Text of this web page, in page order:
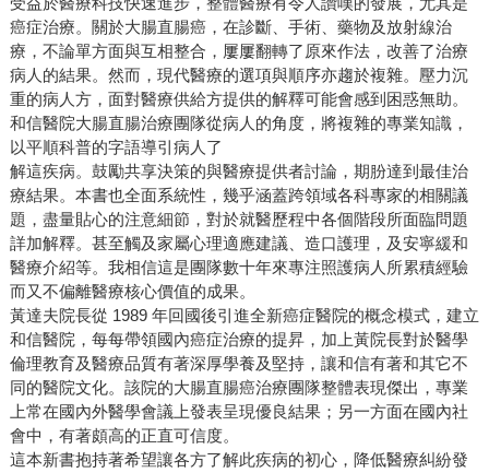
癌症治療。關於大腸直腸癌，在診斷、手術、藥物及放射線治
療，不論單方面與互相整合，屢屢翻轉了原來作法，改善了治療
病人的結果。然而，現代醫療的選項與順序亦趨於複雜。壓力沉
重的病人方，面對醫療供給方提供的解釋可能會感到困惑無助。
和信醫院大腸直腸治療團隊從病人的角度，將複雜的專業知識，
以平順科普的字語導引病人了
解這疾病。鼓勵共享決策的與醫療提供者討論，期朌達到最佳治
療結果。本書也全面系統性，幾乎涵蓋跨領域各科專家的相關議
題，盡量貼心的注意細節，對於就醫歷程中各個階段所面臨問題
詳加解釋。甚至觸及家屬心理適應建議、造口護理，及安寧緩和
醫療介紹等。我相信這是團隊數十年來專注照護病人所累積經驗
而又不偏離醫療核心價值的成果。
黃達夫院長從 1989 年回國後引進全新癌症醫院的概念模式，建立
和信醫院，每每帶領國內癌症治療的提昇，加上黃院長對於醫學
倫理教育及醫療品質有著深厚學養及堅持，讓和信有著和其它不
同的醫院文化。該院的大腸直腸癌治療團隊整體表現傑出，專業
上常在國內外醫學會議上發表呈現優良結果；另一方面在國內社
會中，有著頗高的正直可信度。
這本新書抱持著希望讓各方了解此疾病的初心，降低醫療糾紛發